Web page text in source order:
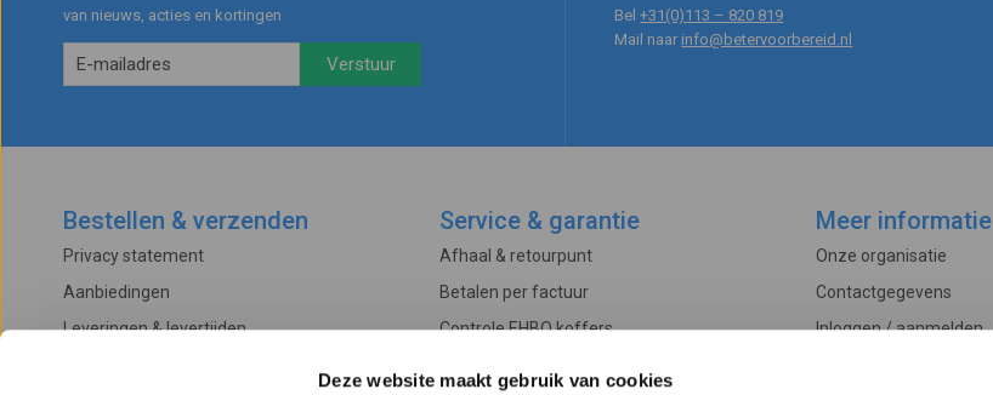
Deze website maakt gebruik van cookies
van nieuws, acties en kortingen Bel+31(0)113 – 820 819
Mail naar info@betervoorbereid.nl
Bestellen & verzenden
Privacy statement
Aanbiedingen
Leveringen & levertijden
Service & garantie
Afhaal & retourpunt
Betalen per factuur
Controle EHBO koffers
Meer informatie
Onze organisatie
Contactgegevens
Inloggen / aanmelden